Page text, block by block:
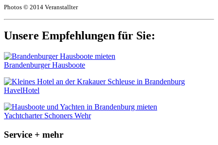
Photos © 2014 Veranstallter
Unsere Empfehlungen für Sie:
Brandenburger Hausboote
HavelHotel
Yachtcharter Schoners Wehr
Service + mehr